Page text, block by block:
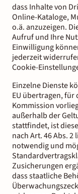
dass Inhalte von
Online-Kataloge,
o.ä. anzuzeigen.
Aufruf und Ihre
Einwilligung
jederzeit
Cookie-
Einzelne Dienste
EU übertragen, für
Kommission
außerhalb der
stattfindet, ist
nach Art. 46 Abs. 2
notwendig und
Zusicherungen
dass staatliche